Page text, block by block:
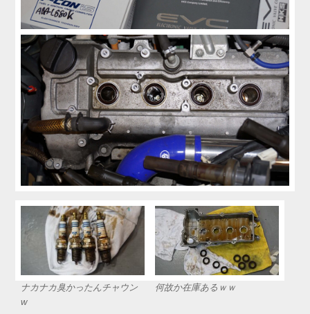
ナカナカ臭かったんチャウン
w
何故か在庫あるｗｗ